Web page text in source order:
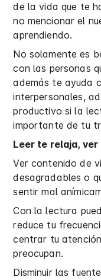
de la vida que te
no mencionar el
aprendiendo.
No solamente es
con las personas
además te ayuda
interpersonales,
productivo si la
importante de tu
Leer te relaja,
Ver contenido de
desagradables o
sentir mal
Con la lectura
reduce tu
centrar tu
preocupan.
Disminuir las